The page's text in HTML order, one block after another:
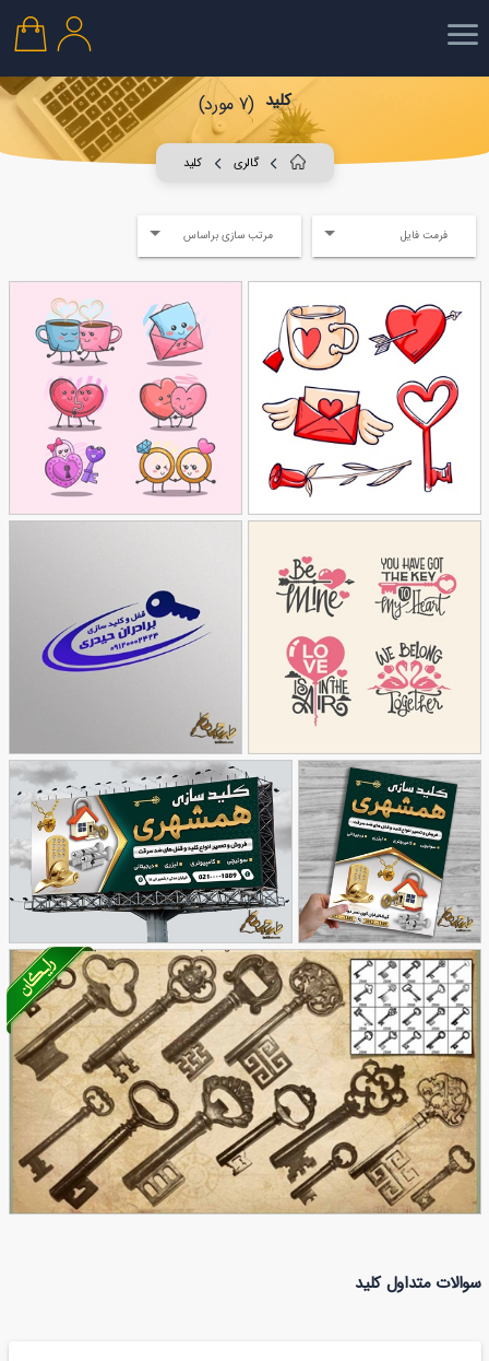
کلید (7 مورد)
گالری کلید
فرمت فایل مرتب سازی براساس
وکتور المان های قلب
37
مجموعه نقل قول ولنتاین
32
طرح مهر کلیدسازی
77
تراکت کلیدسازی
73
بنر کلیدسازی
97
سوالات متداول کلید